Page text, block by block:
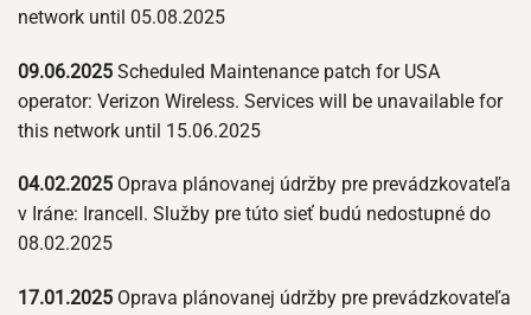
network until 05.08.2025
09.06.2025 Scheduled Maintenance patch for USA
operator: Verizon Wireless. Services will be unavailable for
this network until 15.06.2025
04.02.2025 Oprava plánovanej údržby pre prevádzkovateľa
v Iráne: Irancell. Služby pre túto sieť budú nedostupné do
08.02.2025
17.01.2025 Oprava plánovanej údržby pre prevádzkovateľa